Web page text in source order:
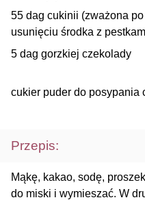
55 dag cukinii (zważona
usunięciu środka z
5 dag gorzkiej czekolady
cukier puder do posypania
Przepis:
Mąkę, kakao, sodę,
do miski i wymieszać. W